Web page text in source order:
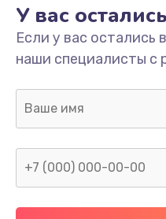
Не
У вас
Если у вас остались
наши специалисты с